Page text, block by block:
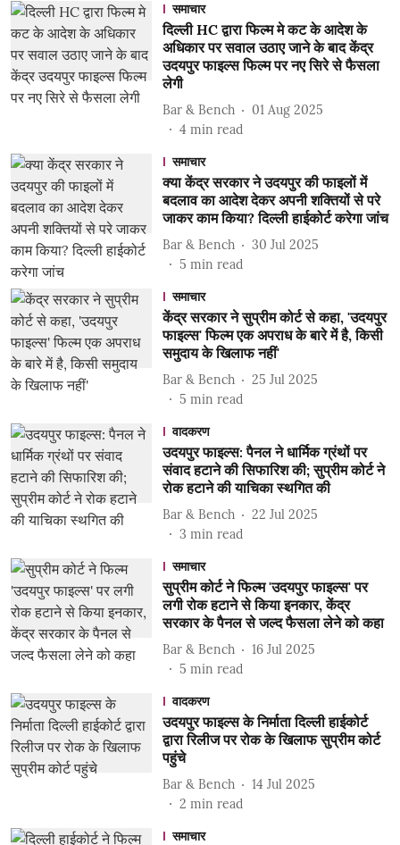
समाचार
दिल्ली HC द्वारा फिल्म मे कट के आदेश के
अधिकार पर सवाल उठाए जाने के बाद केंद्र
उदयपुर फाइल्स फिल्म पर नए सिरे से फैसला
लेगी
Bar & Bench
01 Aug 2025
4 min read
समाचार
क्या केंद्र सरकार ने उदयपुर की फाइलों में
बदलाव का आदेश देकर अपनी शक्तियों से परे
जाकर काम किया? दिल्ली हाईकोर्ट करेगा जांच
Bar & Bench
30 Jul 2025
5 min read
समाचार
केंद्र सरकार ने सुप्रीम कोर्ट से कहा, 'उदयपुर
फाइल्स' फिल्म एक अपराध के बारे में है, किसी
समुदाय के खिलाफ नहीं'
Bar & Bench
25 Jul 2025
5 min read
वादकरण
उदयपुर फाइल्स: पैनल ने धार्मिक ग्रंथों पर
संवाद हटाने की सिफारिश की; सुप्रीम कोर्ट ने
रोक हटाने की याचिका स्थगित की
Bar & Bench
22 Jul 2025
3 min read
समाचार
सुप्रीम कोर्ट ने फिल्म 'उदयपुर फाइल्स' पर
लगी रोक हटाने से किया इनकार, केंद्र
सरकार के पैनल से जल्द फैसला लेने को कहा
Bar & Bench
16 Jul 2025
5 min read
वादकरण
उदयपुर फाइल्स के निर्माता दिल्ली हाईकोर्ट
द्वारा रिलीज पर रोक के खिलाफ सुप्रीम कोर्ट
पहुंचे
Bar & Bench
14 Jul 2025
2 min read
समाचार